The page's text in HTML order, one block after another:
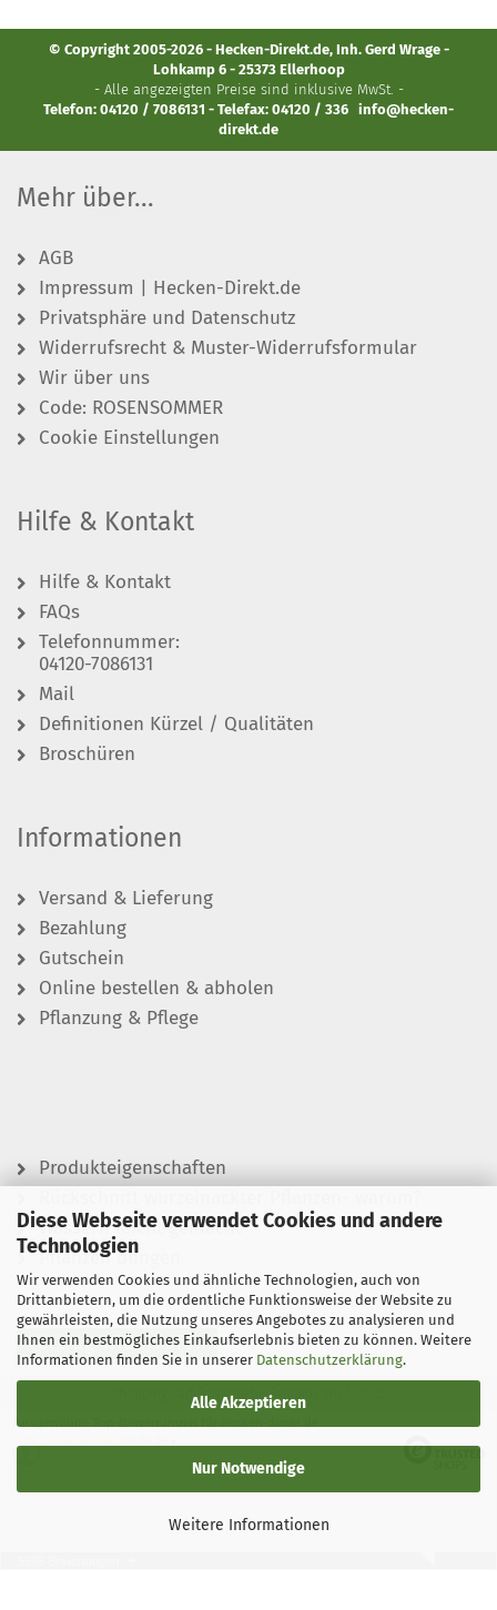
Diese Webseite verwendet Cookies und andere
Technologien
Wir verwenden Cookies und ähnliche Technologien, auch von
Drittanbietern, um die ordentliche Funktionsweise der Website zu
gewährleisten, die Nutzung unseres Angebotes zu analysieren und
Ihnen ein bestmögliches Einkaufserlebnis bieten zu können. Weitere
Informationen finden Sie in unserer Datenschutzerklärung.
Alle Akzeptieren
Nur Notwendige
Weitere Informationen
© Copyright 2005-2026 - Hecken-Direkt.de, Inh. Gerd Wrage -
Lohkamp 6 - 25373 Ellerhoop
- Alle angezeigten Preise sind inklusive MwSt. -
Telefon: 04120 / 7086131 - Telefax: 04120 / 336 info@hecken-
direkt.de
Mehr über...
AGB
Impressum | Hecken-Direkt.de
Privatsphäre und Datenschutz
Widerrufsrecht & Muster-Widerrufsformular
Wir über uns
Code: ROSENSOMMER
Cookie Einstellungen
Hilfe & Kontakt
Hilfe & Kontakt
FAQs
Telefonnummer:
04120-7086131
Mail
Definitionen Kürzel / Qualitäten
Broschüren
Informationen
Versand & Lieferung
Bezahlung
Gutschein
Online bestellen & abholen
Pflanzung & Pflege
Produkteigenschaften
Wässern leicht gemacht
Pflanzen düngen
Vertrag widerrufen
Shopping Cart Software by Gambio.com © 2026
Ausgewählte Top-Bewertungen für hecken-direkt.de